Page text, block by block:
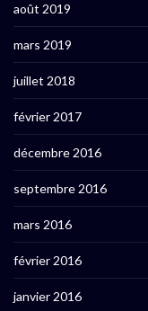
août 2019
mars 2019
juillet 2018
février 2017
décembre 2016
septembre 2016
mars 2016
février 2016
janvier 2016